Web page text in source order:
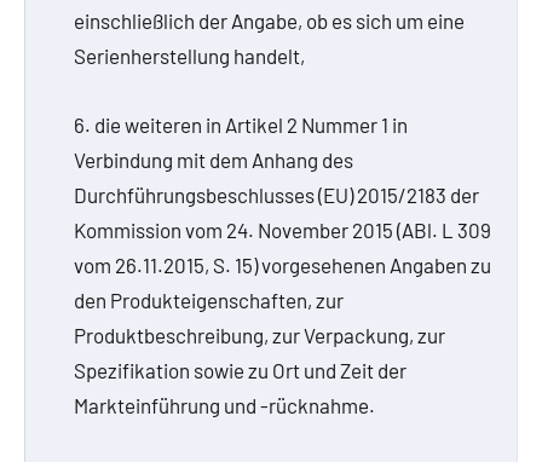
einschließlich der Angabe, ob es sich um eine
Serienherstellung handelt,
6. die weiteren in Artikel 2 Nummer 1 in
Verbindung mit dem Anhang des
Durchführungsbeschlusses (EU) 2015/2183 der
Kommission vom 24. November 2015 (ABl. L 309
vom 26.11.2015, S. 15) vorgesehenen Angaben zu
den Produkteigenschaften, zur
Produktbeschreibung, zur Verpackung, zur
Spezifikation sowie zu Ort und Zeit der
Markteinführung und -rücknahme.